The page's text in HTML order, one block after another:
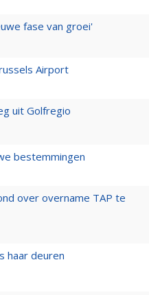
fase van groei'
Airport
uit Golfregio
bestemmingen
over overname TAP te
haar deuren